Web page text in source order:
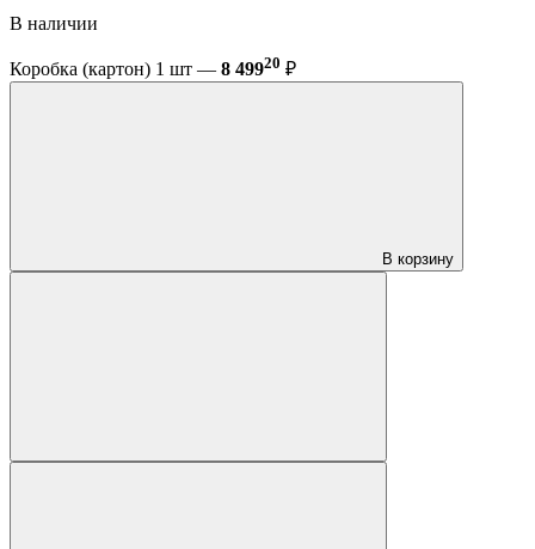
В наличии
Коробка (картон) 1 шт — 8 49920 ₽
В корзину